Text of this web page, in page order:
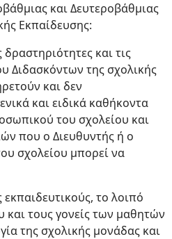
και Δευτεροβάθμιας
Εκπαίδευσης:
και τις
Διδασκόντων της σχολικής
και δεν
και ειδικά καθήκοντα
του σχολείου και
που ο Διευθυντής ή ο
σχολείου μπορεί να
το λοιπό
τους γονείς των μαθητών
της σχολικής μονάδας και